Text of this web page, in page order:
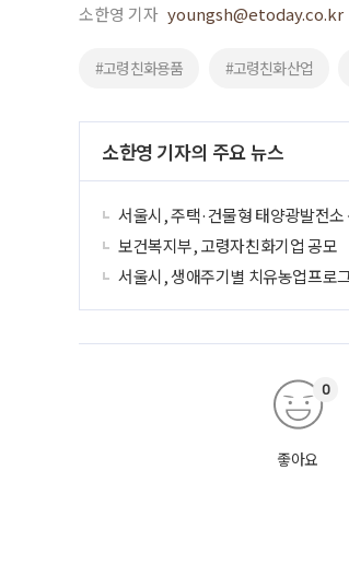
소한영 기자 youngsh@etoday.co.kr
#고령친화용품 #고령친화산업
소한영 기자의 주요 뉴스
서울시, 주택·건물형 태양광발전소
보건복지부, 고령자친화기업 공모
서울시, 생애주기별 치유농업프로
좋아요
0